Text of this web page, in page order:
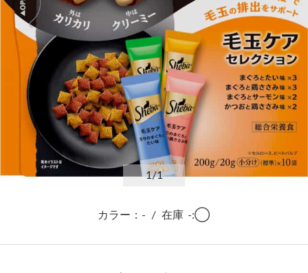
1/1
カラー：- / 在庫 -:◯